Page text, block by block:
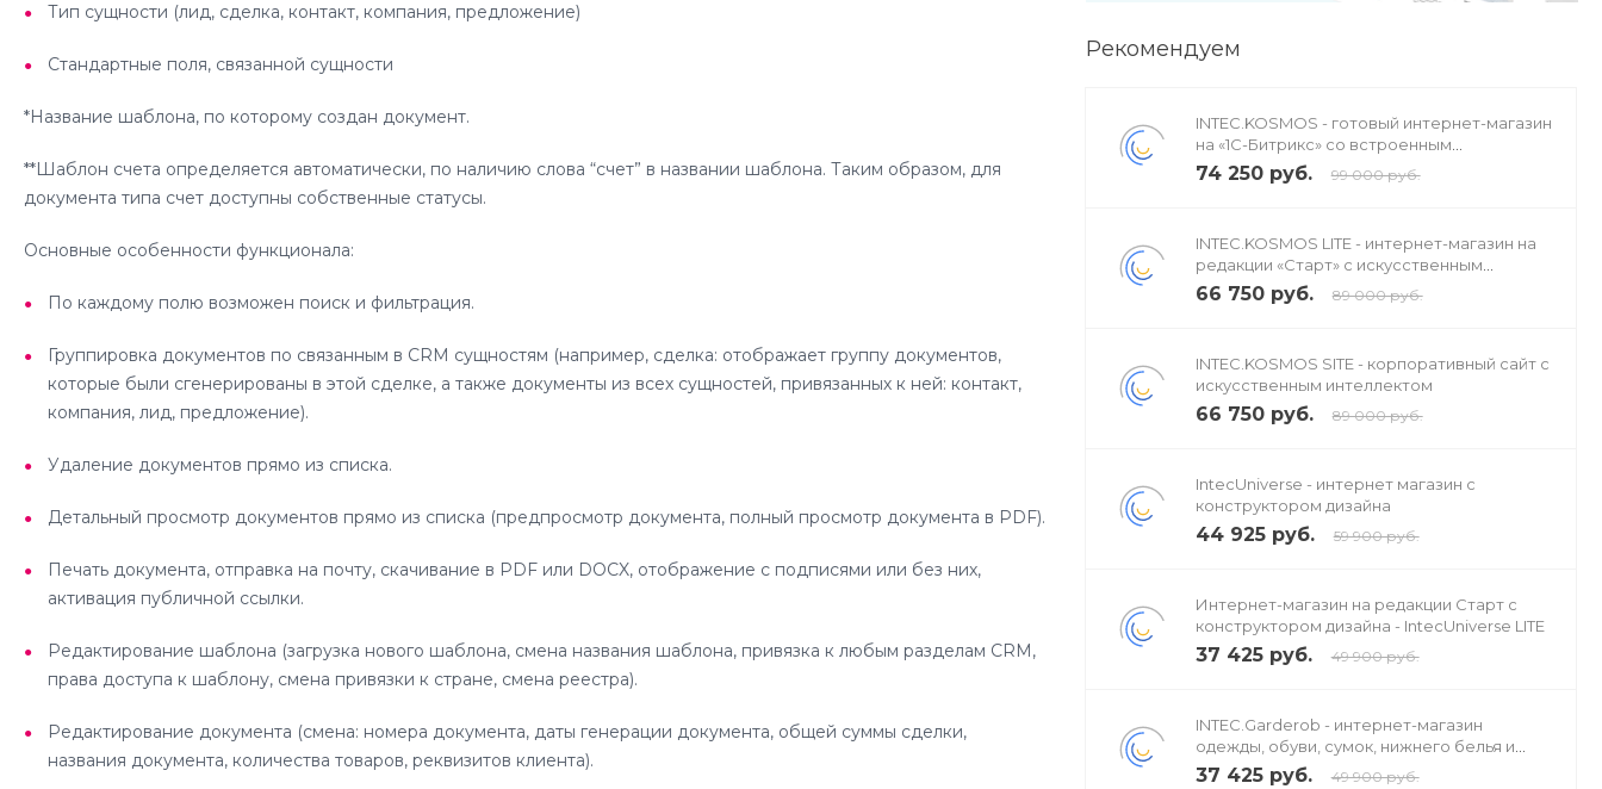
Тип сущности (лид, сделка, контакт, компания, предложение)
Стандартные поля, связанной сущности
*Название шаблона, по которому создан документ.
**Шаблон счета определяется автоматически, по наличию слова “счет” в названии шаблона. Таким образом, для
документа типа счет доступны собственные статусы.
Основные особенности функционала:
По каждому полю возможен поиск и фильтрация.
Группировка документов по связанным в CRM сущностям (например, сделка: отображает группу документов,
которые были сгенерированы в этой сделке, а также документы из всех сущностей, привязанных к ней: контакт,
компания, лид, предложение).
Удаление документов прямо из списка.
Детальный просмотр документов прямо из списка (предпросмотр документа, полный просмотр документа в PDF).
Печать документа, отправка на почту, скачивание в PDF или DOCX, отображение с подписями или без них,
активация публичной ссылки.
Редактирование шаблона (загрузка нового шаблона, смена названия шаблона, привязка к любым разделам CRM,
права доступа к шаблону, смена привязки к стране, смена реестра).
Редактирование документа (смена: номера документа, даты генерации документа, общей суммы сделки,
названия документа, количества товаров, реквизитов клиента).
Рекомендуем
INTEC.KOSMOS - готовый интернет-магазин
на «1С-Битрикс» со встроенным
искусственным интеллектом
74 250 руб. 99 000 руб.
INTEC.KOSMOS LITE - интернет-магазин на
редакции «Старт» с искусственным
интеллектом
66 750 руб. 89 000 руб.
INTEC.KOSMOS SITE - корпоративный сайт с
искусственным интеллектом
66 750 руб. 89 000 руб.
IntecUniverse - интернет магазин с
конструктором дизайна
44 925 руб. 59 900 руб.
Интернет-магазин на редакции Старт с
конструктором дизайна - IntecUniverse LITE
37 425 руб. 49 900 руб.
INTEC.Garderob - интернет-магазин
одежды, обуви, сумок, нижнего белья и
аксессуаров
37 425 руб. 49 900 руб.